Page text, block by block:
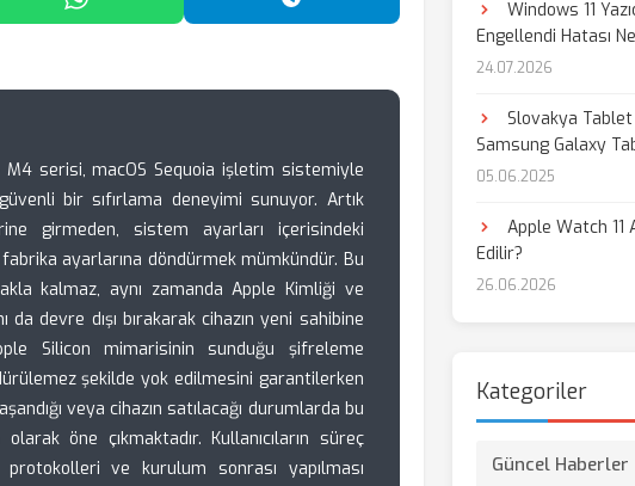
WhatsApp'ta Paylaş Telegram'da Paylaş
M4 serisi, macOS Sequoia işletim sistemiyle
bir sıfırlama deneyimi sunuyor. Artık
girmeden, sistem ayarları içerisindeki
ayarlarına döndürmek mümkündür. Bu
kalmaz, aynı zamanda Apple Kimliği ve
devre dışı bırakarak cihazın yeni sahibine
Silicon mimarisinin sunduğu şifreleme
şekilde yok edilmesini garantilerken
veya cihazın satılacağı durumlarda bu
öne çıkmaktadır. Kullanıcıların süreç
ve kurulum sonrası yapılması
Windows 11
Engellendi Hatası
24.07.2026
Slovakya
Samsung Galaxy
05.06.2025
Apple Watch 11
Edilir?
26.06.2026
Kategoriler
Güncel Haberler